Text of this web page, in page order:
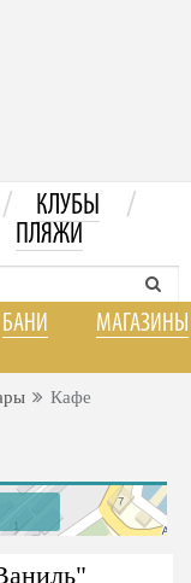
/ КЛУБЫ /
ПЛЯЖИ
БАНИ МАГАЗИНЫ
Кафе